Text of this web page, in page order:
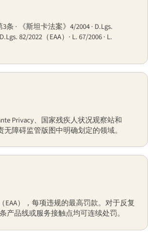
条 · 《斯坦卡法案》4/2004 · D.Lgs.
82/2022（EAA）· L. 67/2006 · L.
Privacy、国家残疾人状况观察站和
无障碍监管版图中明确划定的领域。
EAA），每项违规的最高罚款。对于反复
产品线或服务接触点均可连续处罚。